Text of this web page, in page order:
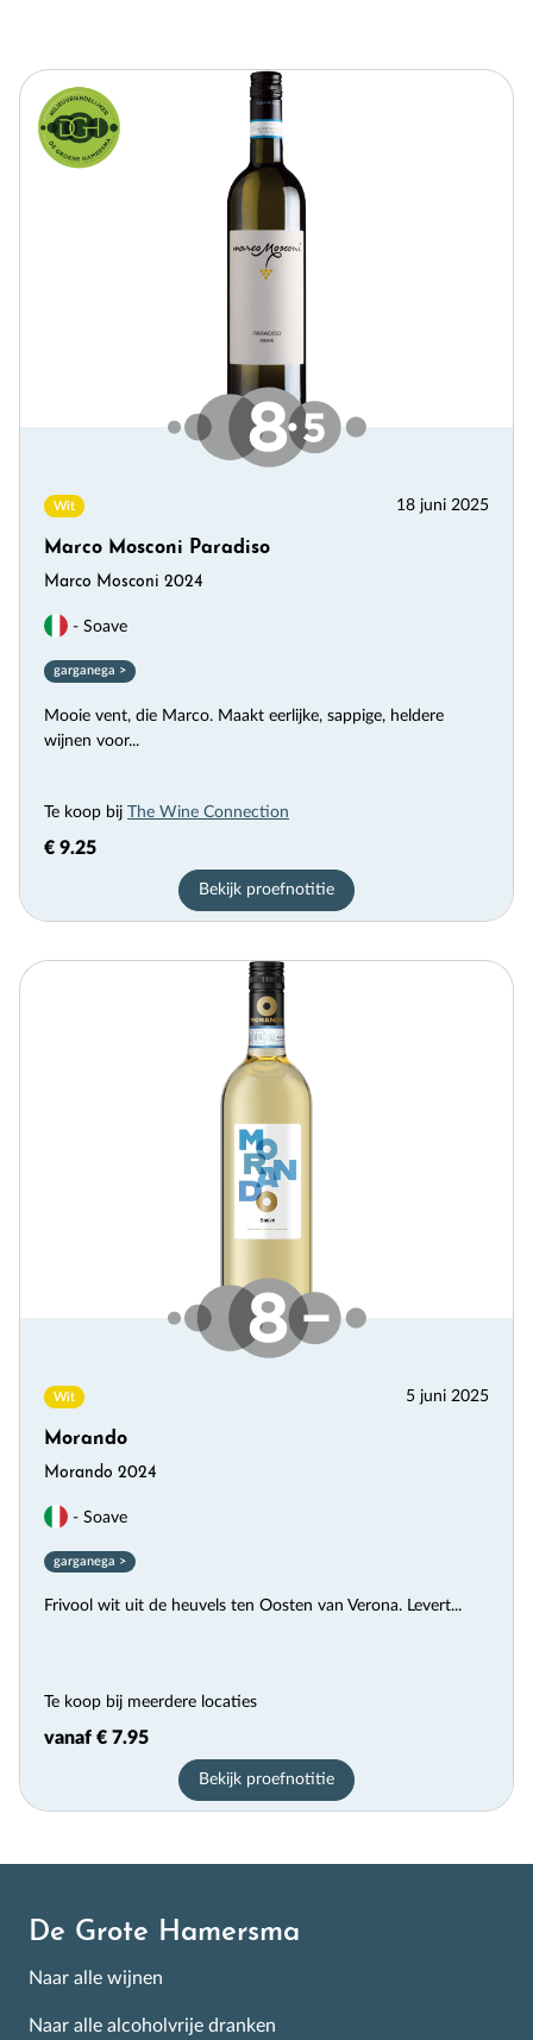
Wit 18 juni 2025
Marco Mosconi Paradiso
Marco Mosconi 2024
- Soave
garganega >
Mooie vent, die Marco. Maakt eerlijke, sappige, heldere
wijnen voor...
Te koop bij The Wine Connection
€ 9.25
Bekijk proefnotitie
Wit 5 juni 2025
Morando
Morando 2024
- Soave
garganega >
Frivool wit uit de heuvels ten Oosten van Verona. Levert...
Te koop bij meerdere locaties
vanaf € 7.95
Bekijk proefnotitie
De Grote Hamersma
Naar alle wijnen
Naar alle alcoholvrije dranken